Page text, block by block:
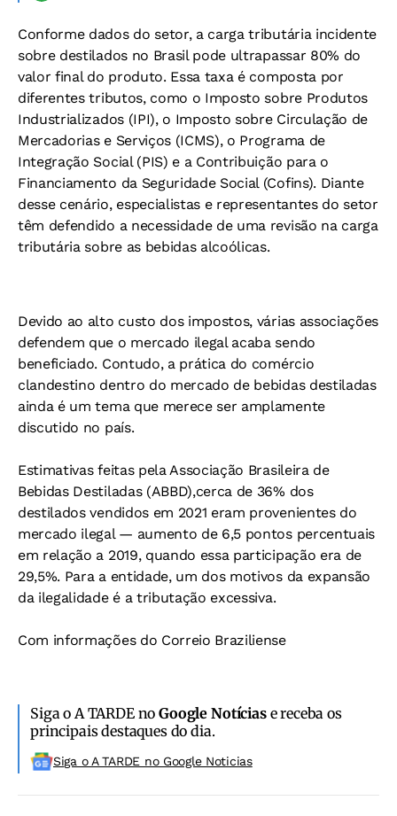
Conforme dados do setor, a carga tributária incidente
sobre destilados no Brasil pode ultrapassar 80% do
valor final do produto. Essa taxa é composta por
diferentes tributos, como o Imposto sobre Produtos
Industrializados (IPI), o Imposto sobre Circulação de
Mercadorias e Serviços (ICMS), o Programa de
Integração Social (PIS) e a Contribuição para o
Financiamento da Seguridade Social (Cofins). Diante
desse cenário, especialistas e representantes do setor
têm defendido a necessidade de uma revisão na carga
tributária sobre as bebidas alcoólicas.
Devido ao alto custo dos impostos, várias associações
defendem que o mercado ilegal acaba sendo
beneficiado. Contudo, a prática do comércio
clandestino dentro do mercado de bebidas destiladas
ainda é um tema que merece ser amplamente
discutido no país.
Estimativas feitas pela Associação Brasileira de
Bebidas Destiladas (ABBD),cerca de 36% dos
destilados vendidos em 2021 eram provenientes do
mercado ilegal — aumento de 6,5 pontos percentuais
em relação a 2019, quando essa participação era de
29,5%. Para a entidade, um dos motivos da expansão
da ilegalidade é a tributação excessiva.
Com informações do Correio Braziliense
Siga o A TARDE noGoogle Notíciase receba os
principais destaques do dia.
Siga o A TARDE no Google Noticias